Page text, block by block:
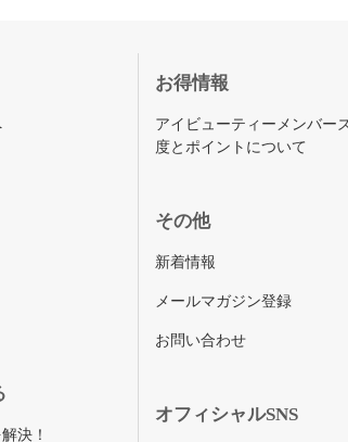
決！
お得情報
アイビューティーメンバー
度とポイントについて
その他
新着情報
メールマガジン登録
お問い合わせ
オフィシャルSNS